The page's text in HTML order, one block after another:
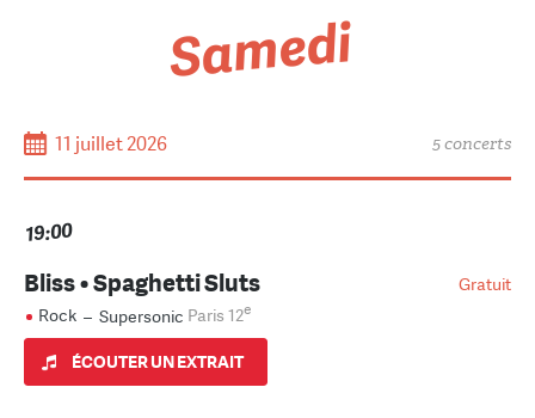
Samedi
11 juillet 2026 5 concerts
19:00
Gratuit
Bliss • Spaghetti Sluts
Rock – Supersonic Paris 12e
ÉCOUTER UN EXTRAIT